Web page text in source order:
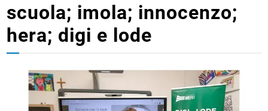
scuola; imola; innocenzo;
hera; digi e lode